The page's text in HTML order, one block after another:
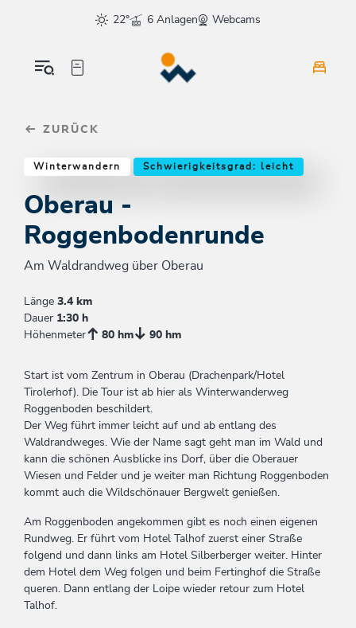
sr.skip-to.main-content
sr.skip-to.table-of-contents
sr.skip-to.main-navigation
22°
6 Anlagen Webcams
ZURÜCK
Winterwandern Schwierigkeitsgrad: leicht
Oberau -
Roggenbodenrunde
Am Waldrandweg über Oberau
Länge 3.4 km
Dauer 1:30 h
Höhenmeter
80 hm 90 hm
Start ist vom Zentrum in Oberau (Drachenpark/Hotel
Tirolerhof). Die Tour ist ab hier als Winterwanderweg
Roggenboden beschildert.
Der Weg führt immer leicht auf und ab entlang des
Waldrandweges. Wie der Name sagt geht man im Wald und
kann die schönen Ausblicke ins Dorf, über die Oberauer
Wiesen und Felder und je weiter man Richtung Roggenboden
kommt auch die Wildschönauer Bergwelt genießen.
Am Roggenboden angekommen gibt es noch einen eigenen
Rundweg. Er führt vom Hotel Talhof zuerst einer Straße
folgend und dann links am Hotel Silberberger weiter. Hinter
dem Hotel dem Weg folgen und beim Fertinghof die Straße
queren. Dann entlang der Loipe wieder retour zum Hotel
Talhof.